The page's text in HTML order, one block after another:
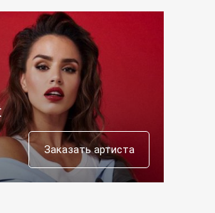
Заказать артиста